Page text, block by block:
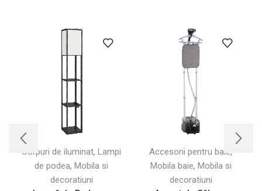
Corpuri de iluminat, Lampi
de podea, Mobila si
decoratiuni
Accesorii pentru baie,
Mobila baie, Mobila si
decoratiuni